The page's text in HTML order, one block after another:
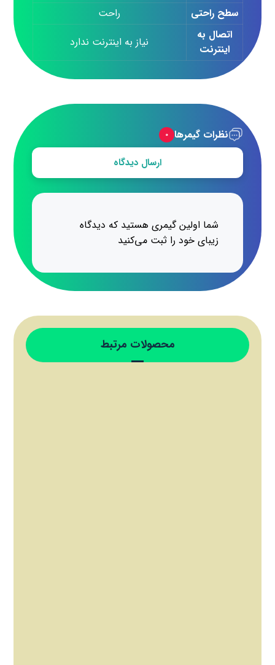
سطح راحتی
راحت
اتصال به
اینترنت
نیاز به اینترنت ندارد
نظرات گیمرها ۰
ارسال دیدگاه
شما اولین گیمری هستید که دیدگاه
زیبای خود را ثبت می‌کنید
محصولات مرتبط